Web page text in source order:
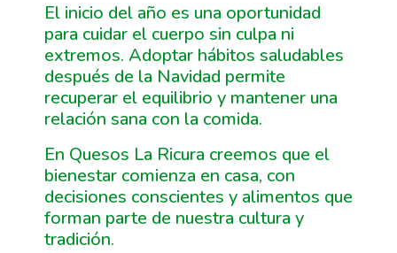
El inicio del año es una oportunidad
para cuidar el cuerpo sin culpa ni
extremos. Adoptar hábitos saludables
después de la Navidad permite
recuperar el equilibrio y mantener una
relación sana con la comida.
En Quesos La Ricura creemos que el
bienestar comienza en casa, con
decisiones conscientes y alimentos que
forman parte de nuestra cultura y
tradición.